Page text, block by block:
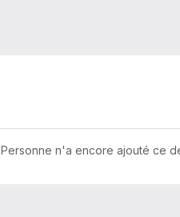
Personne n'a encore ajouté ce